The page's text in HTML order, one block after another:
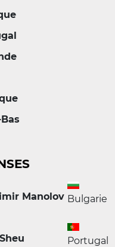
Manolov Bulgarie
Portugal